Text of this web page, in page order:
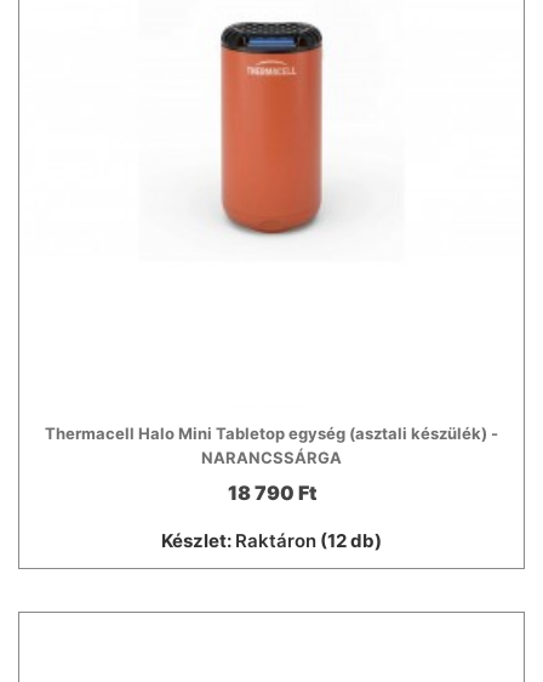
Thermacell Halo Mini Tabletop egység (asztali készülék) -
NARANCSSÁRGA
18 790 Ft
Készlet: Raktáron (12 db)